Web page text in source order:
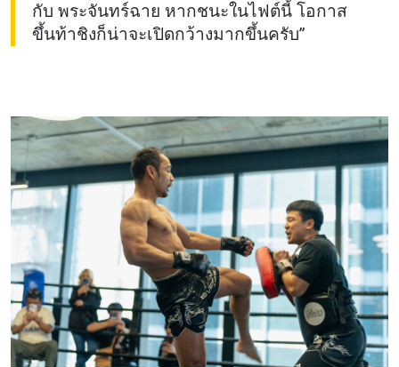
กับ พระจันทร์ฉาย หากชนะในไฟต์นี้ โอกาส
ขึ้นท้าชิงก็น่าจะเปิดกว้างมากขึ้นครับ”